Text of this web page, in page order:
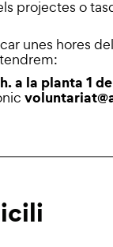
projectes o
unes hores
a la planta 1